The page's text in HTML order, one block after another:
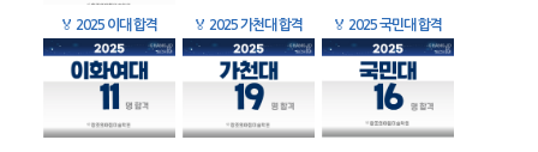
🏅 2025 이대 합격 🏅 2025 가천대 합격 🏅 2025 국민대 합격